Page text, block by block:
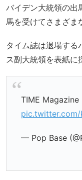
バイデン大統領の出
馬を受けてさまざま
タイム誌は退場する
ス副大統領を表紙に
TIME
— Pop Base